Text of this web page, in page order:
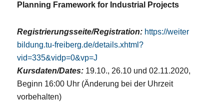
Planning Framework for Industrial Projects
Registrierungsseite/Registration: https://weiter
bildung.tu-freiberg.de/details.xhtml?
vid=335&vidp=0&vp=J
Kursdaten/Dates: 19.10., 26.10 und 02.11.2020,
Beginn 16:00 Uhr (Änderung bei der Uhrzeit
vorbehalten)